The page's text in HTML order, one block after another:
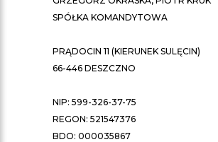
SPÓŁKA KOMANDYTOWA
PRĄDOCIN 11 (KIERUNEK SULĘCIN)
66-446 DESZCZNO
NIP: 599-326-37-75
REGON: 521547376
BDO: 000035867